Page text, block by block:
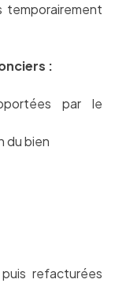
:
par le
du bien
refacturées